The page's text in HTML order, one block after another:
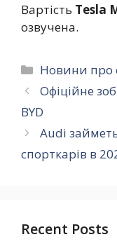
Вартість Tesla
озвучена.
Категорії
Новини про
Офіційне
BYD
Audi
спорткарів в
Recent Posts